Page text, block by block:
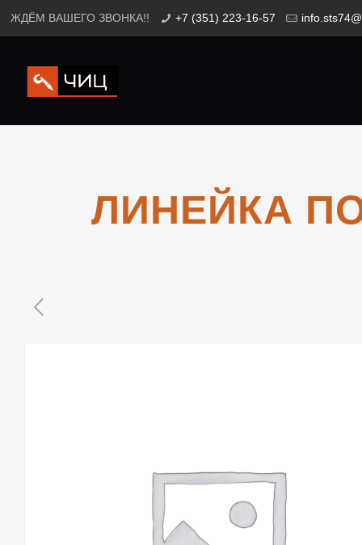
ЖДЁМ ВАШЕГО ЗВОНКА!! +7 (351) 223-16-57
ЛИНЕЙКА